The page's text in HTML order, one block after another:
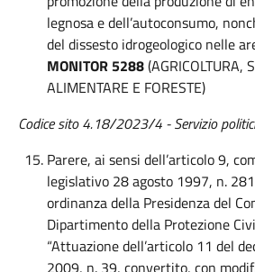
legnosa e dell’autoconsumo,
del dissesto idrogeologico nelle
MONITOR 5288(AGRICOLTURA,
ALIMENTARE E FORESTE)
Codice sito 4.18/2023/4 -Servizio
Parere, ai sensi dell’articolo 9,
legislativo 28 agosto 1997, n.
ordinanza della Presidenza del
Dipartimento della Protezione
“Attuazione dell’articolo 11 del
2009, n. 39, convertito, con